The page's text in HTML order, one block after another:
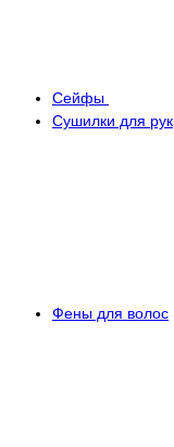
Сейфы
Сушилки для рук
Фены для волос